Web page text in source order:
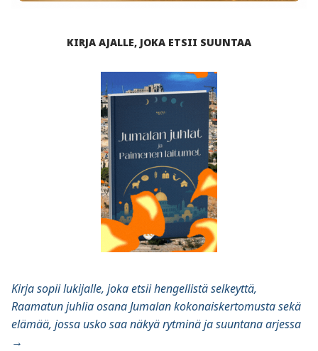
KIRJA AJALLE, JOKA ETSII SUUNTAA
Kirja sopii lukijalle, joka etsii hengellistä selkeyttä,
Raamatun juhlia osana Jumalan kokonaiskertomusta sekä
elämää, jossa usko saa näkyä rytminä ja suuntana arjessa
→